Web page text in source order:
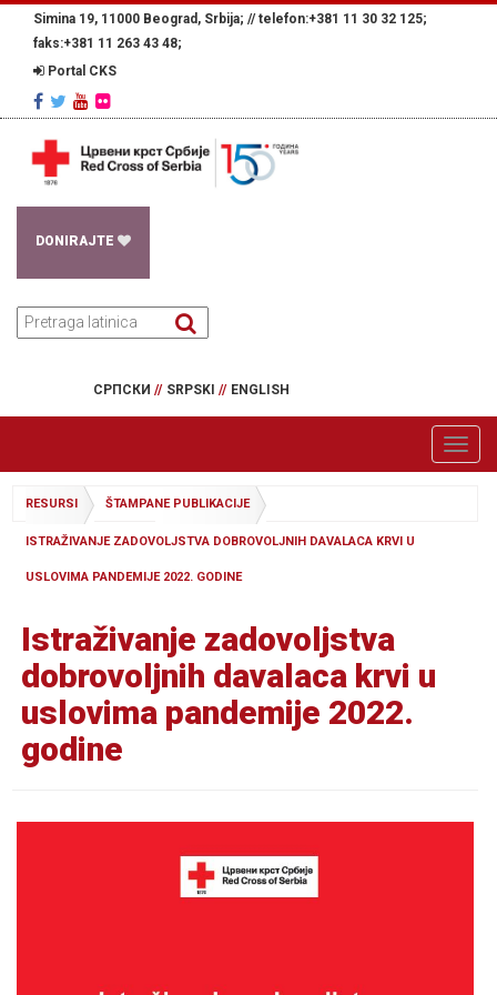
Simina 19, 11000 Beograd, Srbija; // telefon:+381 11 30 32 125;
faks:+381 11 263 43 48;
Portal CKS
DONIRAJTE
СРПСКИ // SRPSKI // ENGLISH
RESURSI ŠTAMPANE PUBLIKACIJE
ISTRAŽIVANJE ZADOVOLJSTVA DOBROVOLJNIH DAVALACA KRVI U
USLOVIMA PANDEMIJE 2022. GODINE
Istraživanje zadovoljstva
dobrovoljnih davalaca krvi u
uslovima pandemije 2022.
godine